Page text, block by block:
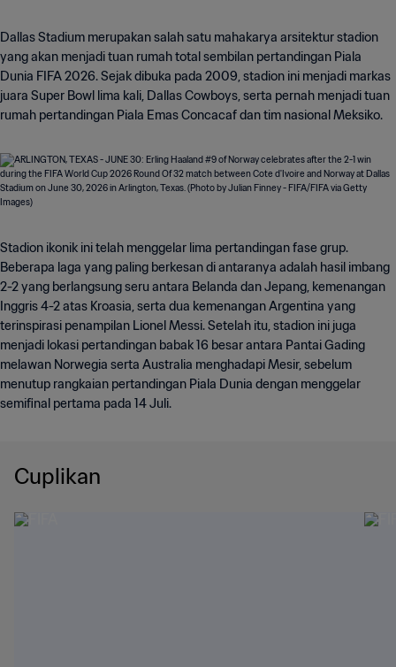
Dallas Stadium merupakan salah satu mahakarya arsitektur stadion
yang akan menjadi tuan rumah total sembilan pertandingan Piala
Dunia FIFA 2026. Sejak dibuka pada 2009, stadion ini menjadi markas
juara Super Bowl lima kali, Dallas Cowboys, serta pernah menjadi tuan
rumah pertandingan Piala Emas Concacaf dan tim nasional Meksiko.
Stadion ikonik ini telah menggelar lima pertandingan fase grup.
Beberapa laga yang paling berkesan di antaranya adalah hasil imbang
2-2 yang berlangsung seru antara Belanda dan Jepang, kemenangan
Inggris 4-2 atas Kroasia, serta dua kemenangan Argentina yang
terinspirasi penampilan Lionel Messi. Setelah itu, stadion ini juga
menjadi lokasi pertandingan babak 16 besar antara Pantai Gading
melawan Norwegia serta Australia menghadapi Mesir, sebelum
menutup rangkaian pertandingan Piala Dunia dengan menggelar
semifinal pertama pada 14 Juli.
Cuplikan